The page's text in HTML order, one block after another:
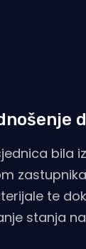
bila
te
stanja